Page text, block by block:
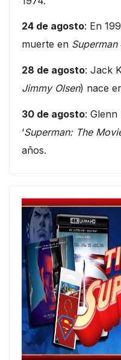
24 de agosto: En
muerte en Superman
28 de agosto: Jack
Jimmy Olsen) nace
30 de agosto:
‘Superman: The
años.